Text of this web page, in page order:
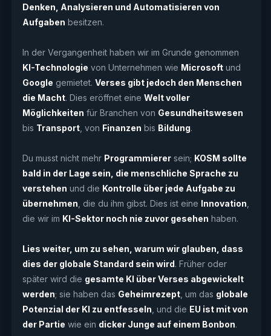
Denken, Analysieren und Automatisieren von
Aufgaben besitzen.
In der Vergangenheit haben wir im Grunde genommen
KI-Technologie von Unternehmen wie Microsoftund
Google gemietet. Verses gibt jedoch den Menschen
die Macht. Dies eröffnet eine Welt voller
Möglichkeiten für Branchen von Gesundheitswesen
bis Transport, von Finanzen bis Bildung.
Du musst nicht mehr Programmierersein; KOSM sollte
bald in der Lage sein, die menschliche Sprache zu
verstehen und die Kontrolle über jede Aufgabe zu
übernehmen , die du ihm gibst. Dies ist eine Innovation
die wir im KI-Sektor noch nie zuvor gesehen haben.
Lies weiter, um zu sehen, warum wir glauben, dass
dies der globale Standard sein wird. Früher oder
später wird die gesamte KI über Verses abgewickelt
werden; sie haben das Geheimrezept, um das globale
Potenzial der KI zu entfesseln , und die EU ist mit von
der Partie wie ein dicker Junge auf einem Bonbon.